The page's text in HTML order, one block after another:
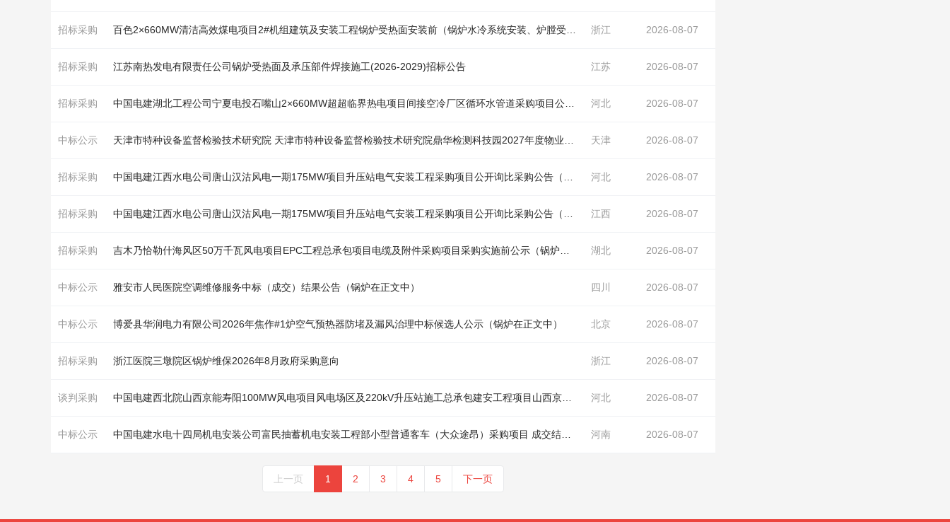
招标采购 百色2×660MW清洁高效煤电项目2#机组建筑及安装工程锅炉受热面安装前（锅炉水冷系统安装、炉膛受热面及前顶棚安装、燃烧器安装及启动系统安装、 浙江 2026-08-07
招标采购 江苏南热发电有限责任公司锅炉受热面及承压部件焊接施工(2026-2029)招标公告 江苏 2026-08-07
招标采购 中国电建湖北工程公司宁夏电投石嘴山2×660MW超超临界热电项目间接空冷厂区循环水管道采购项目公开竞价采购公告（ 锅炉在正文中）
河北 2026-08-07
中标公示 天津市特种设备监督检验技术研究院 天津市特种设备监督检验技术研究院鼎华检测科技园2027年度物业管理项目 (项目编号:TGPC-2026-D-0709)中标公告（ 天津 2026-08-07
招标采购 中国电建江西水电公司唐山汉沽风电一期175MW项目升压站电气安装工程采购项目公开询比采购公告（
锅炉 在正文中）
河北 2026-08-07
招标采购 中国电建江西水电公司唐山汉沽风电一期175MW项目升压站电气安装工程采购项目公开询比采购公告（
锅炉 在正文中）
江西 2026-08-07
招标采购 吉木乃恰勒什海风区50万千瓦风电项目EPC工程总承包项目电缆及附件采购项目采购实施前公示（锅炉在正文中）
湖北 2026-08-07
中标公示 雅安市人民医院空调维修服务中标（成交）结果公告（锅炉在正文中） 四川 2026-08-07
中标公示 博爱县华润电力有限公司2026年焦作#1炉空气预热器防堵及漏风治理中标候选人公示（锅炉在正文中） 北京 2026-08-07
招标采购 浙江医院三墩院区锅炉维保2026年8月政府采购意向 浙江 2026-08-07
谈判采购 中国电建西北院山西京能寿阳100MW风电项目风电场区及220kV升压站施工总承包建安工程项目山西京能寿阳100MW风电项目风电场区及220kV升压站施工总承包建安工程220kV升压站建筑工程4标段劳务分包采购项目公开谈判采购公告（ 河北 2026-08-07
中标公示 中国电建水电十四局机电安装公司富民抽蓄机电安装工程部小型普通客车（大众途昂）采购项目 成交结果公示（ 锅炉 在正文中）
河南 2026-08-07
上一页 1 2 3 4 5 下一页